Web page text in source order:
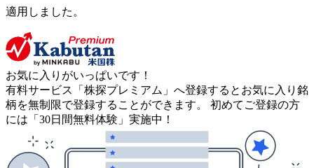
適用しました。
お気に入りがいっぱいです！
有料サービス「株探プレミアム」へ登録するとお気に入り銘
柄を無制限で登録することができます。 初めてご登録の方
には「30日間無料体験」実施中！